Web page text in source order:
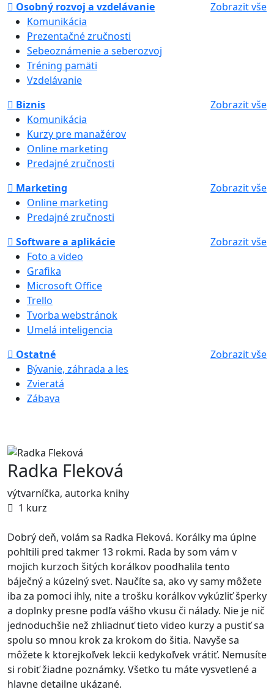
Osobný rozvoj a vzdelávanie
Zobrazit vše
Komunikácia
Prezentačné zručnosti
Sebeoznámenie a seberozvoj
Tréning pamäti
Vzdelávanie
Biznis
Zobrazit vše
Komunikácia
Kurzy pre manažérov
Online marketing
Predajné zručnosti
Marketing
Zobrazit vše
Online marketing
Predajné zručnosti
Software a aplikácie
Zobrazit vše
Foto a video
Grafika
Microsoft Office
Trello
Tvorba webstránok
Umelá inteligencia
Ostatné
Zobrazit vše
Bývanie, záhrada a les
Zvieratá
Zábava
Radka Fleková
výtvarníčka, autorka knihy
1 kurz
Dobrý deň, volám sa Radka Fleková. Korálky ma úplne
pohltili pred takmer 13 rokmi. Rada by som vám v
mojich kurzoch šitých korálkov poodhalila tento
báječný a kúzelný svet. Naučíte sa, ako vy samy môžete
iba za pomoci ihly, nite a trošku korálkov vykúzliť šperky
a doplnky presne podľa vášho vkusu či nálady. Nie je nič
jednoduchšie než zhliadnuť tieto video kurzy a pustiť sa
spolu so mnou krok za krokom do šitia. Navyše sa
môžete k ktorejkoľvek lekcii kedykoľvek vrátiť. Nemusíte
si robiť žiadne poznámky. Všetko tu máte vysvetlené a
hlavne detailne ukázané.